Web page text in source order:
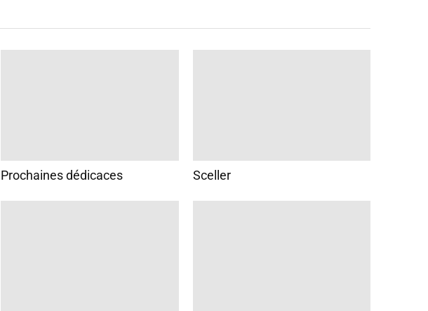
Prochaines dédicaces Sceller